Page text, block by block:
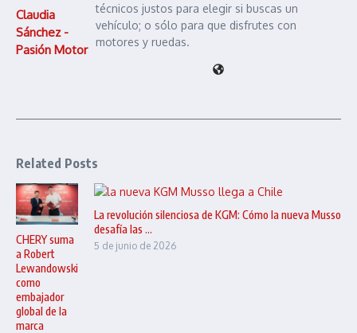
Claudia
Sánchez -
Pasión Motor
técnicos justos para elegir si buscas un
vehículo; o sólo para que disfrutes con
motores y ruedas.
Related Posts
CHERY suma
a Robert
Lewandowski
como
embajador
global de la
marca
La revolución silenciosa de KGM: Cómo la nueva Musso
desafía las ...
5 de junio de 2026